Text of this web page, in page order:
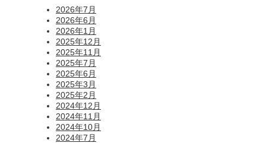
2026年7月
2026年6月
2026年1月
2025年12月
2025年11月
2025年7月
2025年6月
2025年3月
2025年2月
2024年12月
2024年11月
2024年10月
2024年7月